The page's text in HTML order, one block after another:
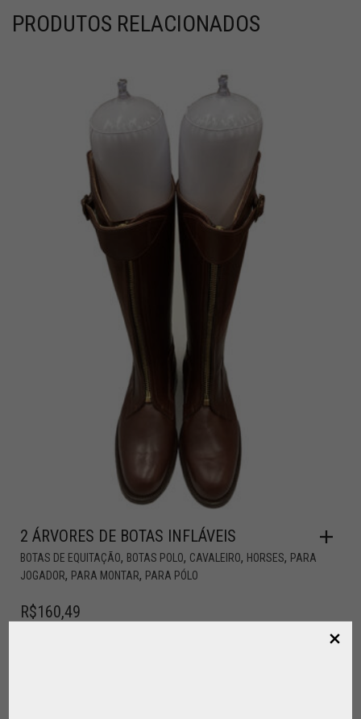
PRODUTOS RELACIONADOS
2 ÁRVORES DE BOTAS INFLÁVEIS
BOTAS DE EQUITAÇÃO, BOTAS POLO, CAVALEIRO, HORSES, PARA
JOGADOR, PARA MONTAR, PARA PÓLO
R$160,49